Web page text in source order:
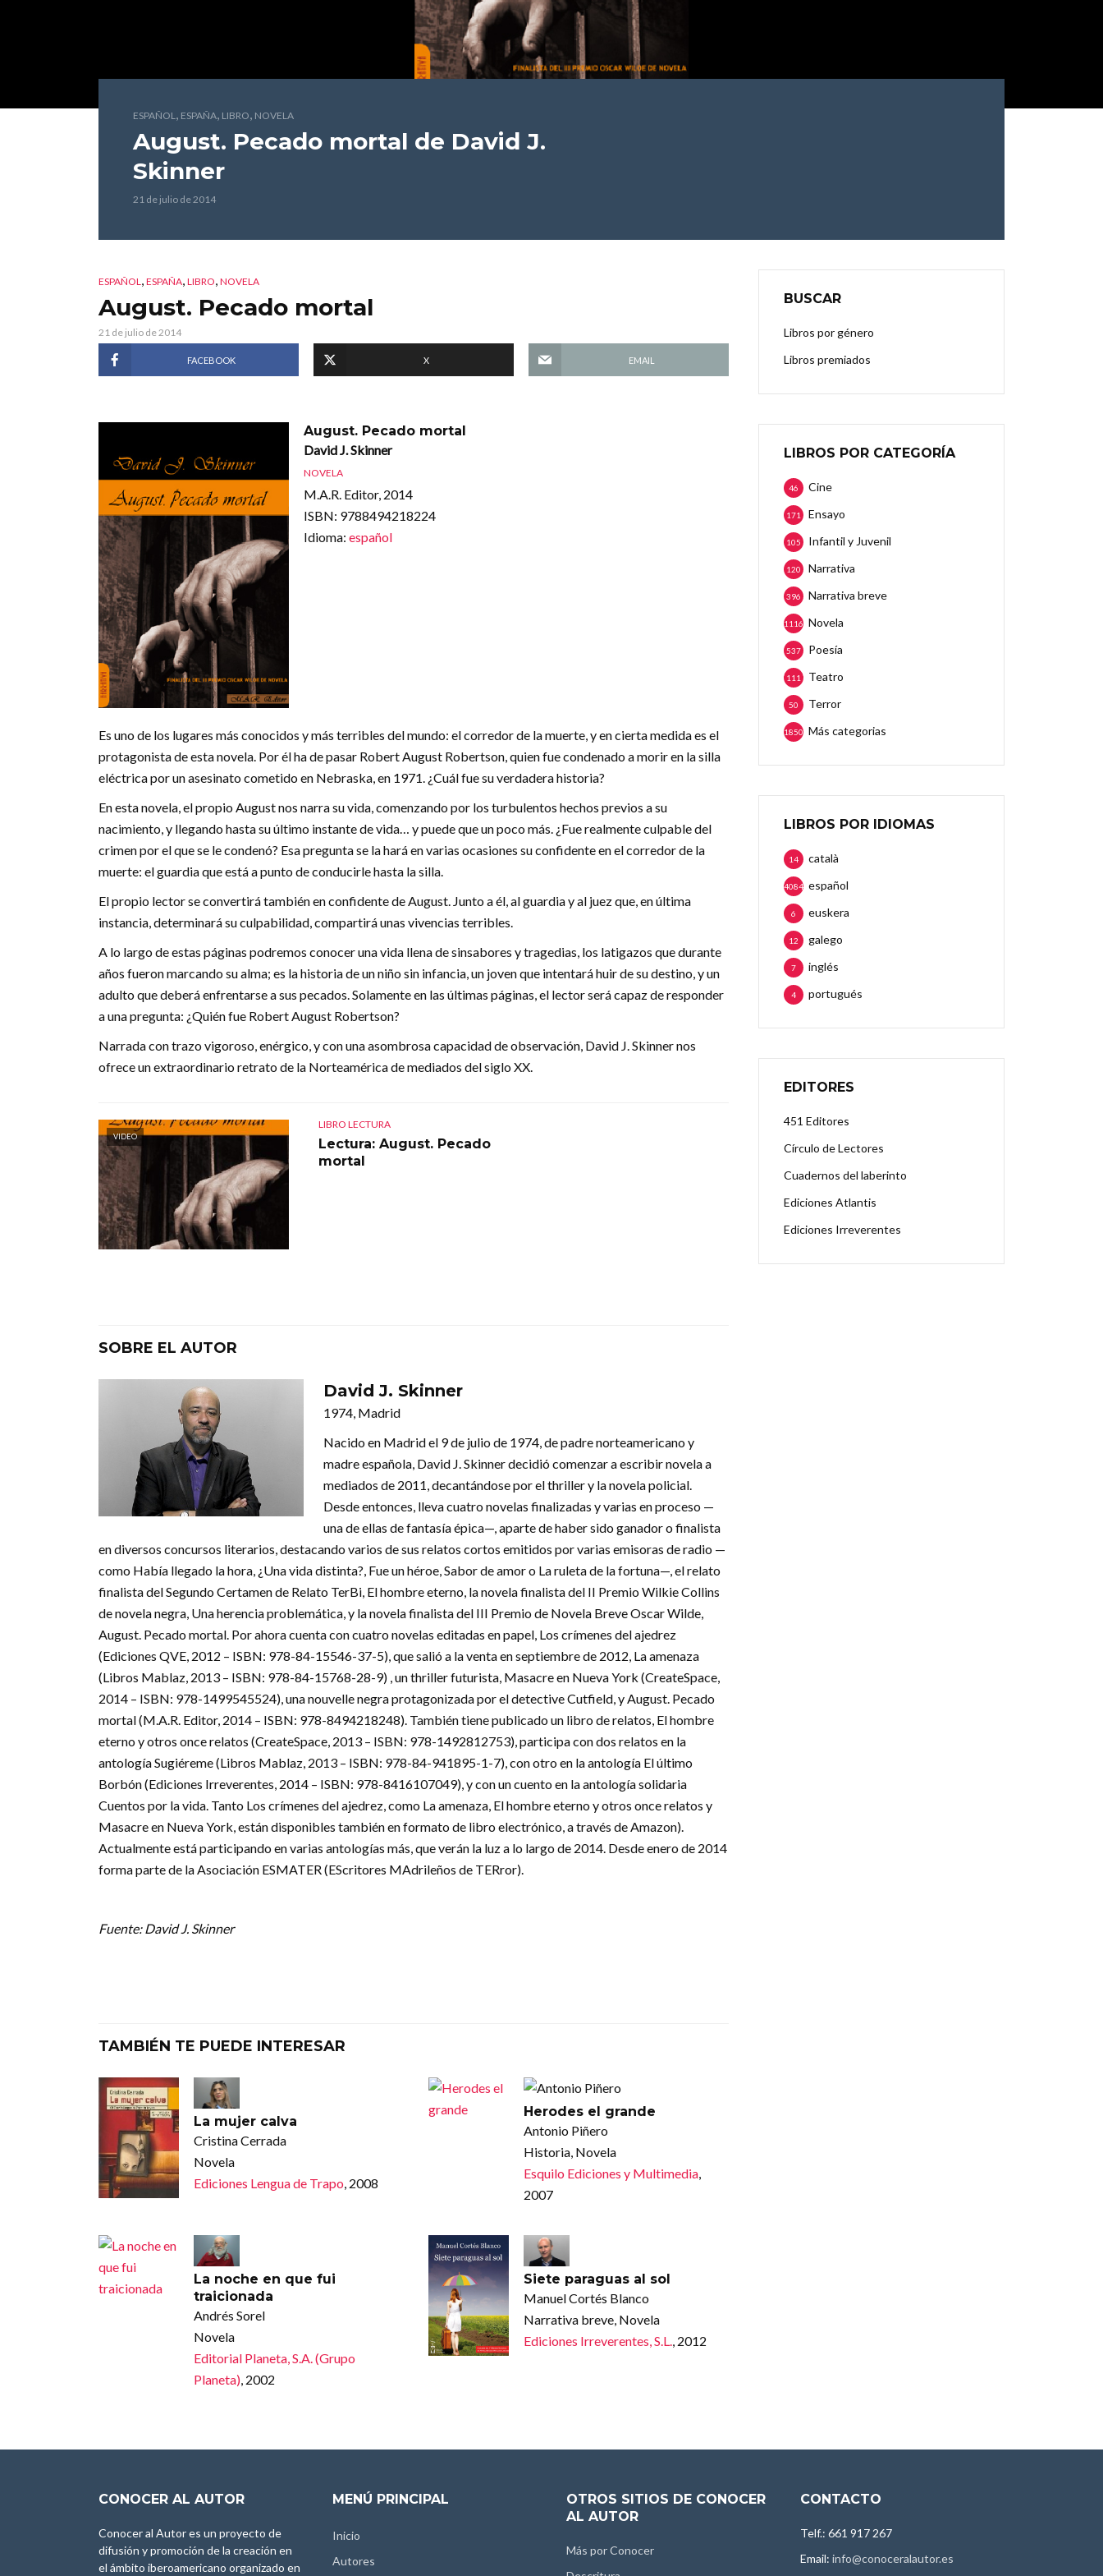
ESPAÑOL, ESPAÑA, LIBRO, NOVELA
August. Pecado mortal de David J.
Skinner
21 de julio de 2014
ESPAÑOL, ESPAÑA, LIBRO, NOVELA
August. Pecado mortal
21 de julio de 2014
FACEBOOK X EMAIL
August. Pecado mortal
David J. Skinner
NOVELA
M.A.R. Editor, 2014
ISBN: 9788494218224
Idioma: español
Es uno de los lugares más conocidos y más terribles del mundo: el corredor de la muerte, y en cierta medida es el
protagonista de esta novela. Por él ha de pasar Robert August Robertson, quien fue condenado a morir en la silla
eléctrica por un asesinato cometido en Nebraska, en 1971. ¿Cuál fue su verdadera historia?
En esta novela, el propio August nos narra su vida, comenzando por los turbulentos hechos previos a su
nacimiento, y llegando hasta su último instante de vida… y puede que un poco más. ¿Fue realmente culpable del
crimen por el que se le condenó? Esa pregunta se la hará en varias ocasiones su confidente en el corredor de la
muerte: el guardia que está a punto de conducirle hasta la silla.
El propio lector se convertirá también en confidente de August. Junto a él, al guardia y al juez que, en última
instancia, determinará su culpabilidad, compartirá unas vivencias terribles.
A lo largo de estas páginas podremos conocer una vida llena de sinsabores y tragedias, los latigazos que durante
años fueron marcando su alma; es la historia de un niño sin infancia, un joven que intentará huir de su destino, y un
adulto que deberá enfrentarse a sus pecados. Solamente en las últimas páginas, el lector será capaz de responder
a una pregunta: ¿Quién fue Robert August Robertson?
Narrada con trazo vigoroso, enérgico, y con una asombrosa capacidad de observación, David J. Skinner nos
ofrece un extraordinario retrato de la Norteamérica de mediados del siglo XX.
VIDEO
LIBRO LECTURA
Lectura: August. Pecado
mortal
SOBRE EL AUTOR
David J. Skinner
1974, Madrid
Nacido en Madrid el 9 de julio de 1974, de padre norteamericano y
madre española, David J. Skinner decidió comenzar a escribir novela a
mediados de 2011, decantándose por el thriller y la novela policial.
Desde entonces, lleva cuatro novelas finalizadas y varias en proceso —
una de ellas de fantasía épica—, aparte de haber sido ganador o finalista
en diversos concursos literarios, destacando varios de sus relatos cortos emitidos por varias emisoras de radio —
como Había llegado la hora, ¿Una vida distinta?, Fue un héroe, Sabor de amor o La ruleta de la fortuna—, el relato
finalista del Segundo Certamen de Relato TerBi, El hombre eterno, la novela finalista del II Premio Wilkie Collins
de novela negra, Una herencia problemática, y la novela finalista del III Premio de Novela Breve Oscar Wilde,
August. Pecado mortal. Por ahora cuenta con cuatro novelas editadas en papel, Los crímenes del ajedrez
(Ediciones QVE, 2012 – ISBN: 978-84-15546-37-5), que salió a la venta en septiembre de 2012, La amenaza
(Libros Mablaz, 2013 – ISBN: 978-84-15768-28-9) , un thriller futurista, Masacre en Nueva York (CreateSpace,
2014 – ISBN: 978-1499545524), una nouvelle negra protagonizada por el detective Cutfield, y August. Pecado
mortal (M.A.R. Editor, 2014 – ISBN: 978-8494218248). También tiene publicado un libro de relatos, El hombre
eterno y otros once relatos (CreateSpace, 2013 – ISBN: 978-1492812753), participa con dos relatos en la
antología Sugiéreme (Libros Mablaz, 2013 – ISBN: 978-84-941895-1-7), con otro en la antología El último
Borbón (Ediciones Irreverentes, 2014 – ISBN: 978-8416107049), y con un cuento en la antología solidaria
Cuentos por la vida. Tanto Los crímenes del ajedrez, como La amenaza, El hombre eterno y otros once relatos y
Masacre en Nueva York, están disponibles también en formato de libro electrónico, a través de Amazon).
Actualmente está participando en varias antologías más, que verán la luz a lo largo de 2014. Desde enero de 2014
forma parte de la Asociación ESMATER (EScritores MAdrileños de TERror).
Fuente: David J. Skinner
TAMBIÉN TE PUEDE INTERESAR
La mujer calva
Cristina Cerrada
Novela
Ediciones Lengua de Trapo, 2008
Herodes el grande
Antonio Piñero
Historia, Novela
Esquilo Ediciones y Multimedia,
2007
La noche en que fui
traicionada
Andrés Sorel
Novela
Editorial Planeta, S.A. (Grupo
Planeta), 2002
Siete paraguas al sol
Manuel Cortés Blanco
Narrativa breve, Novela
Ediciones Irreverentes, S.L., 2012
BUSCAR
Libros por género
Libros premiados
LIBROS POR CATEGORÍA
Cine
46
Ensayo
171
Infantil y Juvenil
105
Narrativa
120
Narrativa breve
396
Novela
1116
Poesía
537
Teatro
111
Terror
50
Más categorias
1850
LIBROS POR IDIOMAS
català
14
español
4084
euskera
6
galego
12
inglés
7
portugués
4
EDITORES
451 Editores
Círculo de Lectores
Cuadernos del laberinto
Ediciones Atlantis
Ediciones Irreverentes
CONOCER AL AUTOR
Conocer al Autor es un proyecto de
difusión y promoción de la creación en
el ámbito iberoamericano organizado en
MENÚ PRINCIPAL
Inicio
Autores
OTROS SITIOS DE CONOCER
AL AUTOR
Más por Conocer
CONTACTO
Telf.: 661 917 267
Email: info@conoceralautor.es